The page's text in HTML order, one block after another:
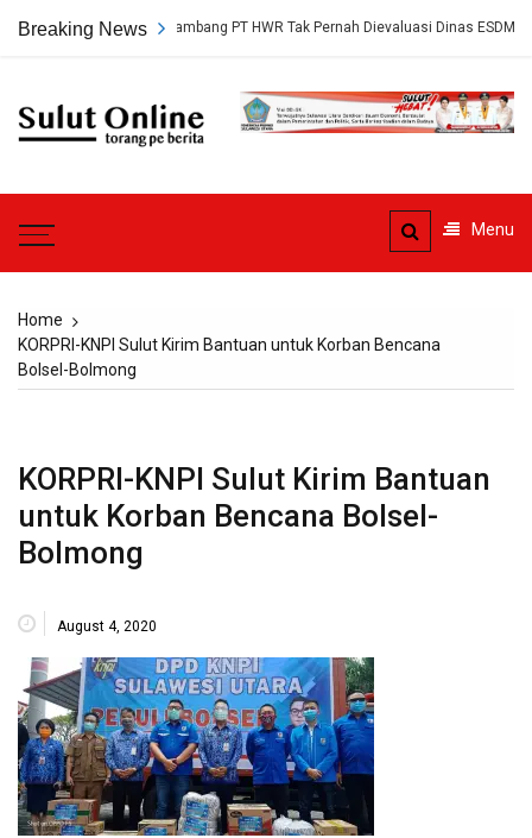
Breaking News
Persetujuan Tambang PT HWR Tak Pernah Dievaluasi Dinas ESDM
Sulut
Menu
Home
KORPRI-KNPI Sulut Kirim Bantuan untuk Korban Bencana
Bolsel-Bolmong
KORPRI-KNPI Sulut Kirim Bantuan
untuk Korban Bencana Bolsel-
Bolmong
August 4, 2020